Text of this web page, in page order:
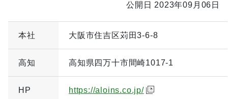
公開日 2023年09月06日
本社 大阪市住吉区苅田3-6-8
高知 高知県四万十市間崎1017-1
HP https://aloins.co.jp/